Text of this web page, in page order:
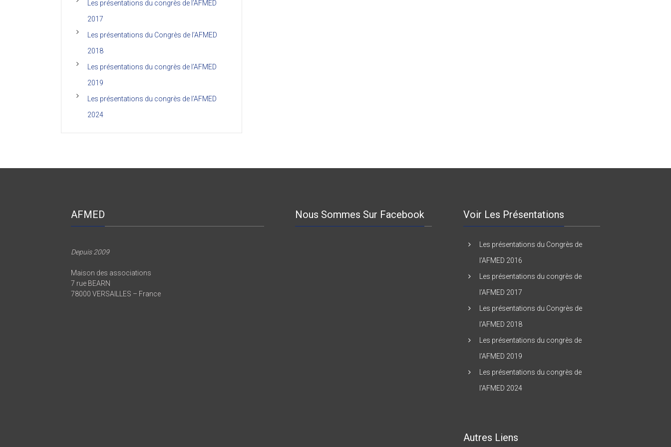
Les présentations du congrès de l’AFMED
2017
Les présentations du Congrès de l’AFMED
2018
Les présentations du congrès de l’AFMED
2019
Les présentations du congrès de l’AFMED
2024
AFMED
Depuis 2009
Maison des associations
7 rue BEARN
78000 VERSAILLES – France
Nous Sommes Sur Facebook Voir Les Présentations
Les présentations du Congrès de
l’AFMED 2016
Les présentations du congrès de
l’AFMED 2017
Les présentations du Congrès de
l’AFMED 2018
Les présentations du congrès de
l’AFMED 2019
Les présentations du congrès de
l’AFMED 2024
Autres Liens